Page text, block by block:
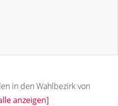
in den Wahlbezirk von
anzeigen]